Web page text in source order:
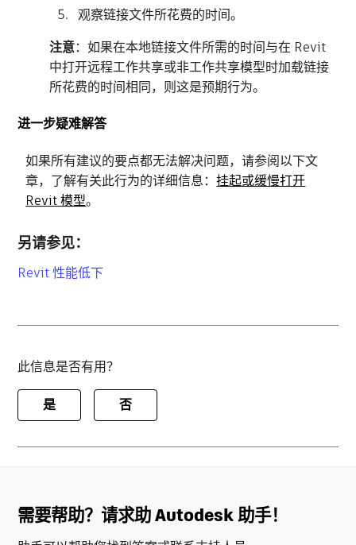
观察链接文件所花费的时间。
注意：如果在本地链接文件所需的时间与在 Revit
中打开远程工作共享或非工作共享模型时加载链接
所花费的时间相同，则这是预期行为。
进一步疑难解答
如果所有建议的要点都无法解决问题，请参阅以下文
章，了解有关此行为的详细信息：挂起或缓慢打开
Revit 模型。
另请参见：
Revit 性能低下
此信息是否有用？
是 否
需要帮助？请求助 Autodesk 助手！